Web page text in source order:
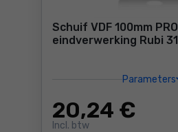
Schuif VDF 100mm
eindverwerking Rubi
Parameters
20,24 €
Incl. btw